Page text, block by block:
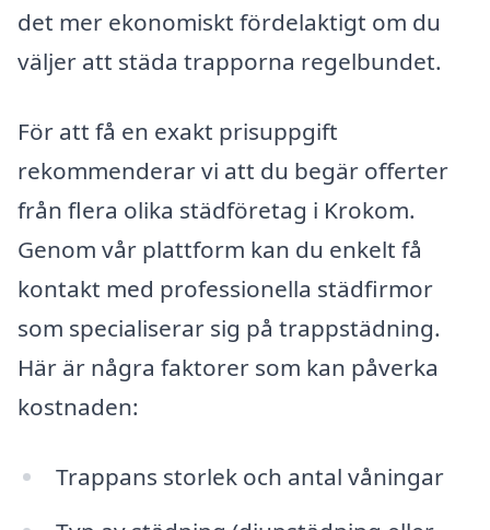
det mer ekonomiskt fördelaktigt om du
väljer att städa trapporna regelbundet.
För att få en exakt prisuppgift
rekommenderar vi att du begär offerter
från flera olika städföretag i Krokom.
Genom vår plattform kan du enkelt få
kontakt med professionella städfirmor
som specialiserar sig på trappstädning.
Här är några faktorer som kan påverka
kostnaden:
Trappans storlek och antal våningar